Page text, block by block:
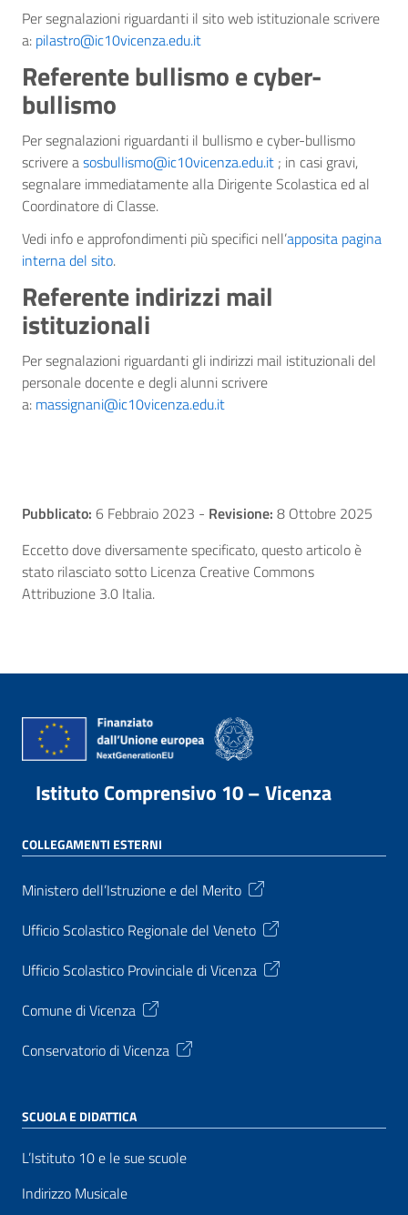
Per segnalazioni riguardanti il sito web istituzionale scrivere
a: pilastro@ic10vicenza.edu.it
Referente bullismo e cyber-
bullismo
Per segnalazioni riguardanti il bullismo e cyber-bullismo
scrivere asosbullismo@ic10vicenza.edu.it ; in casi gravi,
segnalare immediatamente alla Dirigente Scolastica ed al
Coordinatore di Classe.
Vedi info e approfondimenti più specifici nell’apposita pagina
interna del sito.
Referente indirizzi mail
istituzionali
Per segnalazioni riguardanti gli indirizzi mail istituzionali del
personale docente e degli alunni scrivere
a: massignani@ic10vicenza.edu.it
Pubblicato: 6 Febbraio 2023 - Revisione: 8 Ottobre 2025
Eccetto dove diversamente specificato, questo articolo è
stato rilasciato sotto Licenza Creative Commons
Attribuzione 3.0 Italia.
Istituto Comprensivo 10 – Vicenza
COLLEGAMENTI ESTERNI
Ministero dell’Istruzione e del Merito
Ufficio Scolastico Regionale del Veneto
Ufficio Scolastico Provinciale di Vicenza
Comune di Vicenza
Conservatorio di Vicenza
SCUOLA E DIDATTICA
L’Istituto 10 e le sue scuole
Indirizzo Musicale